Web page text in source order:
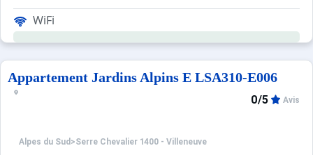
La copropriété Plaine Alpe se situe au centre de la
Ce studio à la montagne pour 4 personnes comprend
Nos amis les animaux ne sont pas acceptés!
Les avantages de ce studio de vacances au ski : La
WiFi
Appartement Jardins Alpins E LSA310-E006
Alpes du Sud >Serre Chevalier 1400 - Villeneuve
0/5 Avis